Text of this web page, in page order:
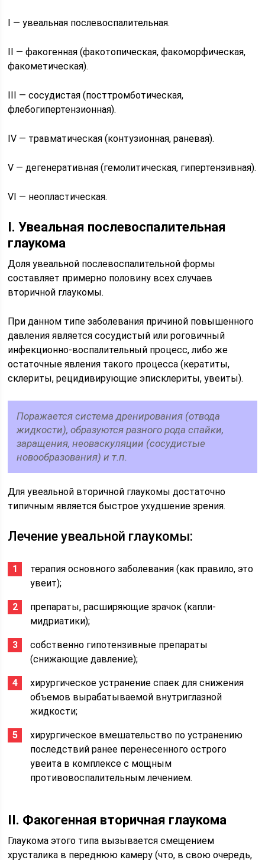
I — увеальная послевоспалительная.
II — факогенная (факотопическая, факоморфическая,
факометическая).
III — сосудистая (посттромботическая,
флебогипертензионная).
IV — травматическая (контузионная, раневая).
V — дегенеративная (гемолитическая, гипертензивная).
VI — неопластическая.
I.​ Увеальная послевоспалительная
глаукома
Доля увеальной послевоспалительной формы
составляет примерно половину всех случаев
вторичной глаукомы.
При данном типе заболевания причиной повышенного
давления является сосудистый или роговичный
инфекционно-воспалительный процесс, либо же
остаточные явления такого процесса (кератиты,
склериты, рецидивирующие эписклериты, увеиты).
Поражается система дренирования (отвода
жидкости), образуются разного рода спайки,
заращения, неоваскуляции (сосудистые
новообразования) и т.п.
Для увеальной вторичной глаукомы достаточно
типичным является быстрое ухудшение зрения.
Лечение увеальной глаукомы:
терапия основного заболевания (как правило, это
увеит);
препараты, расширяющие зрачок (капли-
мидриатики);
собственно гипотензивные препараты
(снижающие давление);
хирургическое устранение спаек для снижения
объемов вырабатываемой внутриглазной
жидкости;
хирургическое вмешательство по устранению
последствий ранее перенесенного острого
увеита в комплексе с мощным
противовоспалительным лечением.
II. Факогенная вторичная глаукома
Глаукома этого типа вызывается смещением
хрусталика в переднюю камеру (что, в свою очередь,